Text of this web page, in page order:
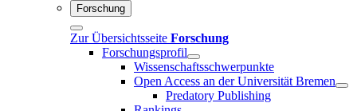
Forschung
Zur Übersichtsseite Forschung
Forschungsprofil
Wissenschaftsschwerpunkte
Open Access an der Universität Bremen
Predatory Publishing